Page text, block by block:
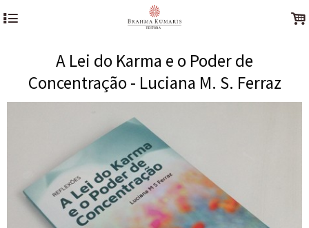
4 .
A Lei do Karma e o Poder de
Concentração - Luciana M. S. Ferraz